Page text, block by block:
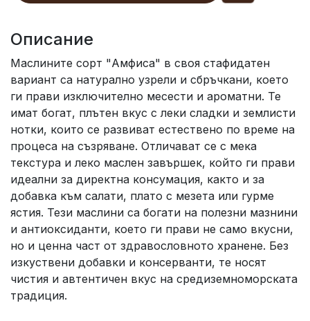
Описание
Маслините сорт "Амфиса" в своя стафидатен
вариант са натурално узрели и сбръчкани, което
ги прави изключително месести и ароматни. Те
имат богат, плътен вкус с леки сладки и землисти
нотки, които се развиват естествено по време на
процеса на съзряване. Отличават се с мека
текстура и леко маслен завършек, който ги прави
идеални за директна консумация, както и за
добавка към салати, плато с мезета или гурме
ястия. Тези маслини са богати на полезни мазнини
и антиоксиданти, което ги прави не само вкусни,
но и ценна част от здравословното хранене. Без
изкуствени добавки и консерванти, те носят
чистия и автентичен вкус на средиземноморската
традиция.